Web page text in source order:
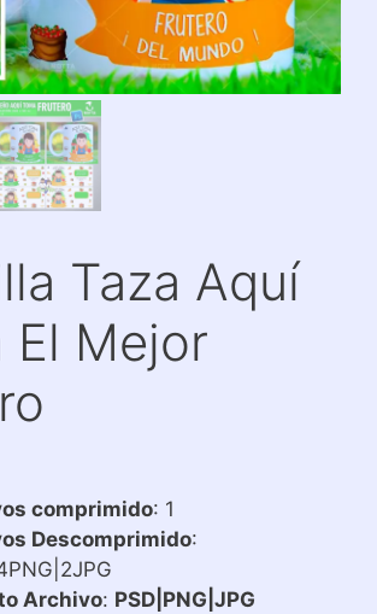
Taza Aquí
El Mejor
comprimido: 1
Descomprimido:
Archivo: PSD|PNG|JPG